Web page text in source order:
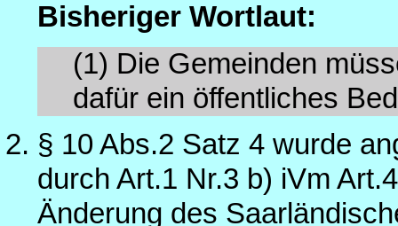
Bisheriger Wortlaut:
(1) Die Gemeinden
dafür ein öffentliches
§ 10 Abs.2 Satz 4 wurde
durch Art.1 Nr.3 b) iVm
Änderung des